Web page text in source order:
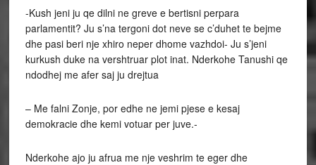
-Kush jeni ju qe dilni ne greve e bertisni perpara
parlamentit? Ju s’na tergoni dot neve se c’duhet te bejme
dhe pasi beri nje xhiro neper dhome vazhdoi- Ju s’jeni
kurkush duke na vershtruar plot inat. Nderkohe Tanushi qe
ndodhej me afer saj ju drejtua
– Me falni Zonje, por edhe ne jemi pjese e kesaj
demokracie dhe kemi votuar per juve.-
Nderkohe ajo ju afrua me nje veshrim te eger dhe